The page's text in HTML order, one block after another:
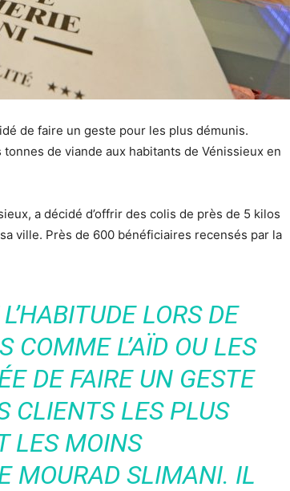
de faire un geste pour les plus démunis.
de viande aux habitants de Vénissieux en
a décidé d’offrir des colis de près de 5 kilos
ville. Près de 600 bénéficiaires recensés par la
LORS DE
COMME L’AÏD OU LES
DE FAIRE UN GESTE
CLIENTS LES PLUS
LES MOINS
MOURAD SLIMANI. IL